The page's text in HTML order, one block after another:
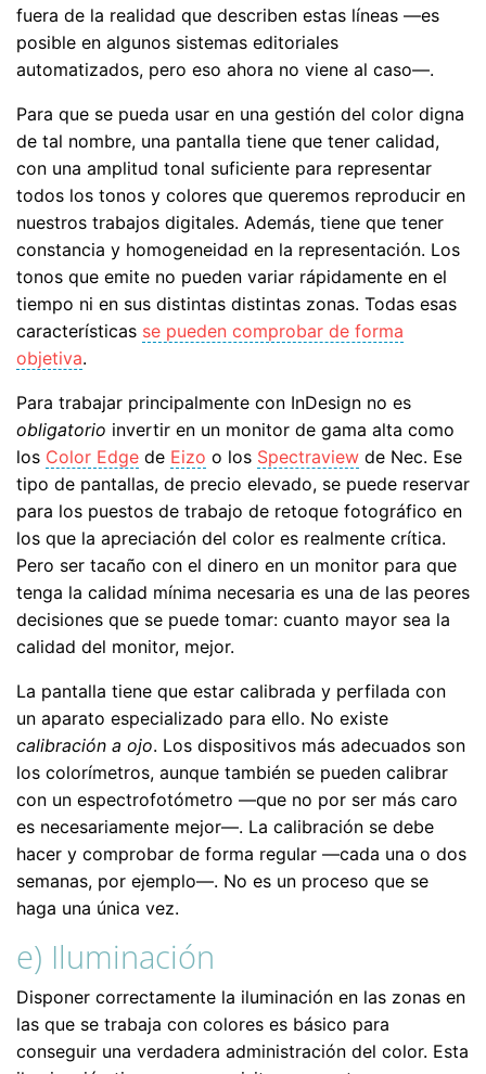
fuera de la realidad que describen estas líneas —es
posible en algunos sistemas editoriales
automatizados, pero eso ahora no viene al caso—.
Para que se pueda usar en una gestión del color digna
de tal nombre, una pantalla tiene que tener calidad,
con una amplitud tonal suficiente para representar
todos los tonos y colores que queremos reproducir en
nuestros trabajos digitales. Además, tiene que tener
constancia y homogeneidad en la representación. Los
tonos que emite no pueden variar rápidamente en el
tiempo ni en sus distintas distintas zonas. Todas esas
características se pueden comprobar de forma
objetiva.
Para trabajar principalmente con InDesign no es
obligatorio invertir en un monitor de gama alta como
los Color Edge de Eizo o los Spectraview de Nec. Ese
tipo de pantallas, de precio elevado, se puede reservar
para los puestos de trabajo de retoque fotográfico en
los que la apreciación del color es realmente crítica.
Pero ser tacaño con el dinero en un monitor para que
tenga la calidad mínima necesaria es una de las peores
decisiones que se puede tomar: cuanto mayor sea la
calidad del monitor, mejor.
La pantalla tiene que estar calibrada y perfilada con
un aparato especializado para ello. No existe
calibración a ojo. Los dispositivos más adecuados son
los colorímetros, aunque también se pueden calibrar
con un espectrofotómetro —que no por ser más caro
es necesariamente mejor—. La calibración se debe
hacer y comprobar de forma regular —cada una o dos
semanas, por ejemplo—. No es un proceso que se
haga una única vez.
e) Iluminación
Disponer correctamente la iluminación en las zonas en
las que se trabaja con colores es básico para
conseguir una verdadera administración del color. Esta